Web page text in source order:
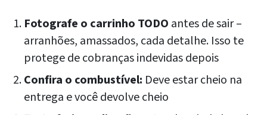
Fotografe o carrinho TODO antes de sair –
arranhões, amassados, cada detalhe. Isso te
protege de cobranças indevidas depois
Confira o combustível: Deve estar cheio na
entrega e você devolve cheio